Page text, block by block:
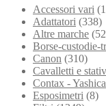
Accessori vari
Adattatori (338)
Altre marche
Borse-custodie-
Canon (310)
Cavalletti e
Contax - Yashica
Esposimetri (8)